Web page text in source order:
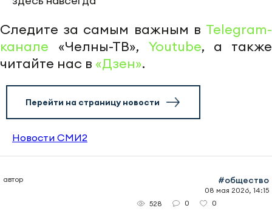
Следите за самым важным в Telegram-
канале «Челны-ТВ», Youtube, а также
читайте нас в «Дзен».
Перейти на страницу новости
Новости СМИ2
автор #общество
08 мая 2026, 14:15
528
0 0